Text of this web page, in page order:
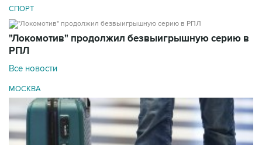
СПОРТ
"Локомотив" продолжил безвыигрышную серию в
РПЛ
Все новости
МОСКВА